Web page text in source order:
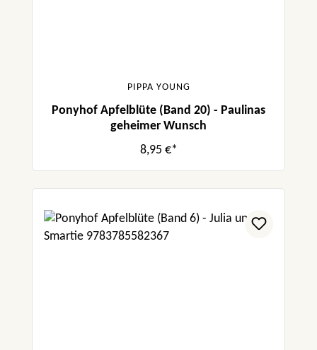
PIPPA YOUNG
Ponyhof Apfelblüte (Band 20) - Paulinas
geheimer Wunsch
8,95 €*